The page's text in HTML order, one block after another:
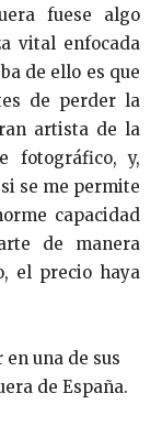
fuese algo
vital enfocada
de ello es que
de perder la
artista de la
fotográfico, y,
se me permite
capacidad
de manera
el precio haya